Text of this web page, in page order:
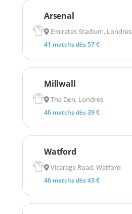
Arsenal
Emirates Stadium, Londres
41 matchs dès 57 €
Millwall
The Den, Londres
46 matchs dès 39 €
Watford
Vicarage Road, Watford
46 matchs dès 43 €